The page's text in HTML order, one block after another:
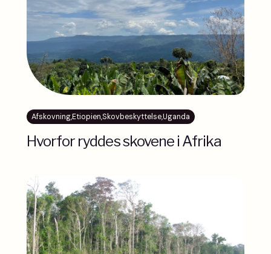
Afskovning,Etiopien,Skovbeskyttelse,Uganda
Hvorfor ryddes skovene i Afrika